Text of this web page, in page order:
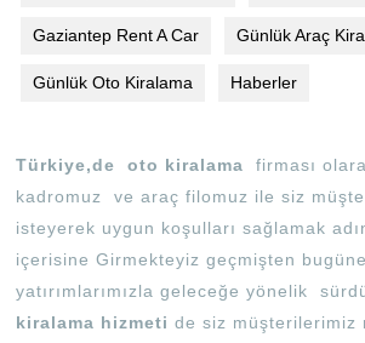
Gaziantep Rent A Car Günlük Araç
Günlük Oto Kiralama Haberler
Türkiye,de oto kiralama firması
kadromuz ve araç filomuz ile siz
isteyerek uygun koşulları sağlamak
içerisine Girmekteyiz geçmişten bugüne
yatırımlarımızla geleceğe yönelik
kiralama hizmeti de siz müşterilerimiz